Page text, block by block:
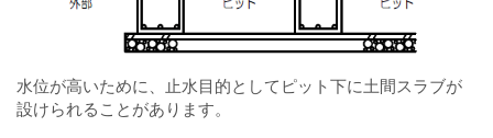
水位が高いために、止水目的としてピット下に土間スラブが
設けられることがあります。